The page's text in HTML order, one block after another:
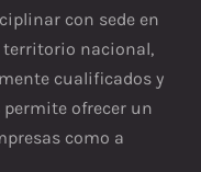
con sede en
territorio nacional,
cualificados y
ofrecer un
como a